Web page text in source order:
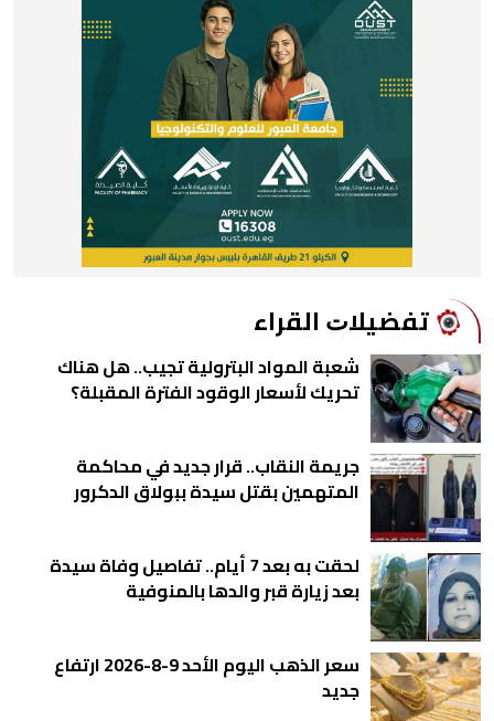
ﺗﻔﻀﻴﻼﺕ اﻟﻘﺮاء
شعبة المواد البترولية تجيب.. هل هناك
تحريك لأسعار الوقود الفترة المقبلة؟
جريمة النقاب.. قرار جديد في محاكمة
المتهمين بقتل سيدة ببولاق الدكرور
لحقت به بعد 7 أيام.. تفاصيل وفاة سيدة
بعد زيارة قبر والدها بالمنوفية
سعر الذهب اليوم الأحد 9-8-2026 ارتفاع
جديد